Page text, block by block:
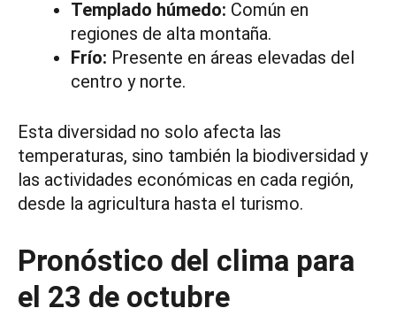
Templado húmedo: Común en
regiones de alta montaña.
Frío: Presente en áreas elevadas del
centro y norte.
Esta diversidad no solo afecta las
temperaturas, sino también la biodiversidad y
las actividades económicas en cada región,
desde la agricultura hasta el turismo.
Pronóstico del clima para
el 23 de octubre